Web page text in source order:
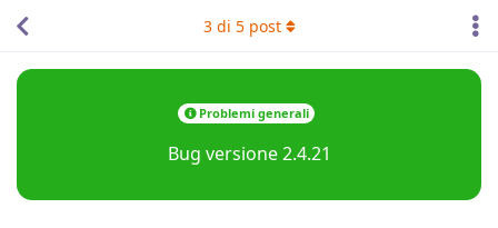
Problemi generali
Bug versione 2.4.21
3di 5post